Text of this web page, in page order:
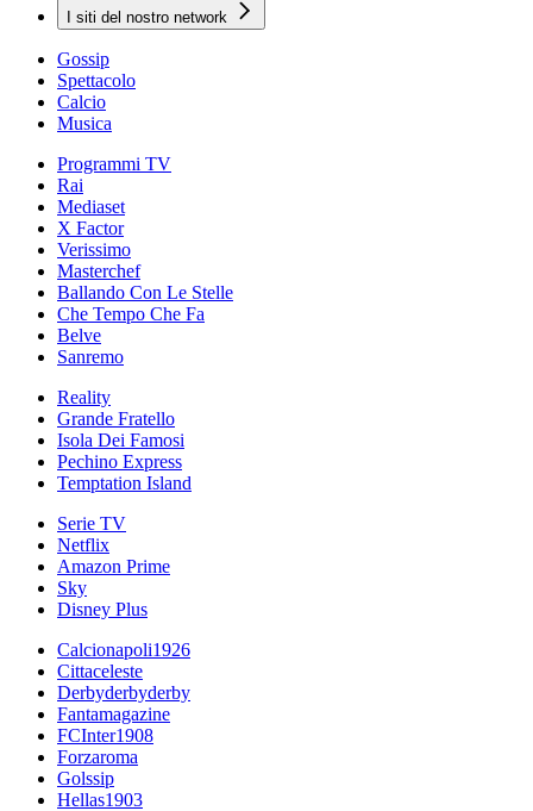
I siti del nostro network
Gossip
Spettacolo
Calcio
Musica
Programmi TV
Rai
Mediaset
X Factor
Verissimo
Masterchef
Ballando Con Le Stelle
Che Tempo Che Fa
Belve
Sanremo
Reality
Grande Fratello
Isola Dei Famosi
Pechino Express
Temptation Island
Serie TV
Netflix
Amazon Prime
Sky
Disney Plus
Calcionapoli1926
Cittaceleste
Derbyderbyderby
Fantamagazine
FCInter1908
Forzaroma
Golssip
Hellas1903